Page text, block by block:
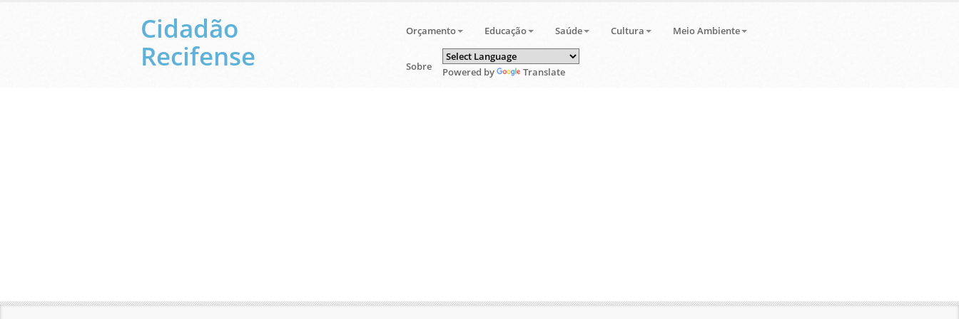
Cidadão
Recifense
Orçamento Educação Saúde Cultura Meio Ambiente
Sobre Powered by Translate